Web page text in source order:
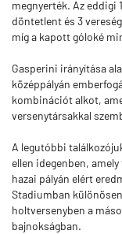
megnyerték. Az eddigi
döntetlent és 3
míg a kapott góloké
Gasperini irányítása
középpályán
kombinációt alkot,
versenytársakkal
A legutóbbi
ellen idegenben,
hazai pályán elért
Stadiumban
holtversenyben a
bajnokságban.